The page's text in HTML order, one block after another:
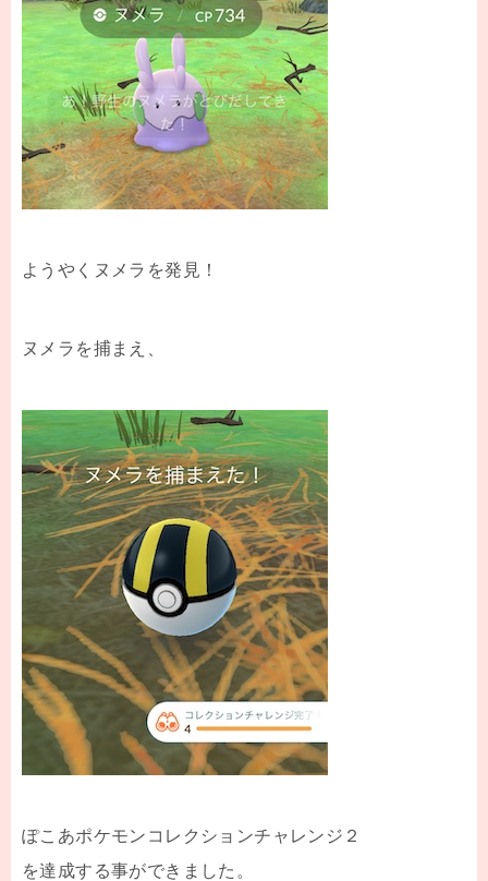
ようやくヌメラを発見！
ヌメラを捕まえ、
ぽこあポケモンコレクションチャレンジ２
を達成する事ができました。